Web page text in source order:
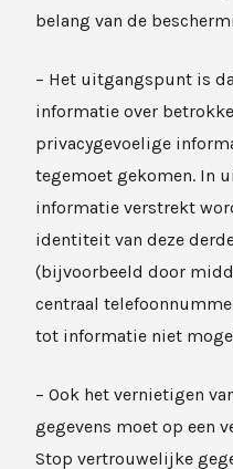
belang van de
– Het uitgangspunt is
informatie over
privacygevoelige
tegemoet gekomen. In
informatie verstrekt
identiteit van deze
(bijvoorbeeld door
centraal
tot informatie niet
– Ook het vernietigen
gegevens moet op een
Stop vertrouwelijke